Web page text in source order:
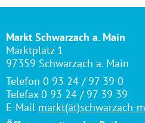
Markt Schwarzach a. Main
Marktplatz 1
97359 Schwarzach a. Main
Telefon 0 93 24 / 97 39 0
Telefax 0 93 24 / 97 39 39
E-Mail markt(ät)schwarzach-